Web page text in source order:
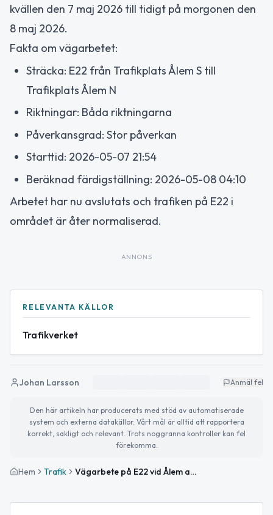
kvällen den 7 maj 2026 till tidigt på morgonen den
8 maj 2026.
Fakta om vägarbetet:
Sträcka: E22 från Trafikplats Ålem S till
Trafikplats Ålem N
Riktningar: Båda riktningarna
Påverkansgrad: Stor påverkan
Starttid: 2026-05-07 21:54
Beräknad färdigställning: 2026-05-08 04:10
Arbetet har nu avslutats och trafiken på E22 i
området är åter normaliserad.
ANNONS
RELEVANTA KÄLLOR
Trafikverket
Johan Larsson Anmäl fel
Den här artikeln har producerats med stöd av automatiserade
system och externa datakällor. Vårt mål är alltid att rapportera
korrekt, sakligt och relevant. Trots noggranna kontroller kan fel
förekomma.
Hem Trafik Vägarbete på E22 vid Ålem avslutat